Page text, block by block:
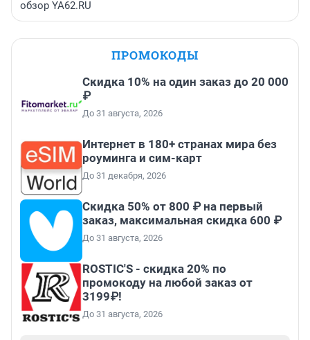
обзор YA62.RU
ПРОМОКОДЫ
Скидка 10% на один заказ до 20 000
₽
До 31 августа, 2026
Интернет в 180+ странах мира без
роуминга и сим-карт
До 31 декабря, 2026
Скидка 50% от 800 ₽ на первый
заказ, максимальная скидка 600 ₽
До 31 августа, 2026
ROSTIC'S - скидка 20% по
промокоду на любой заказ от
3199₽!
До 31 августа, 2026